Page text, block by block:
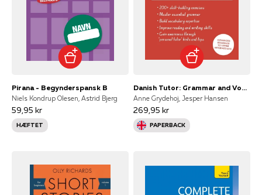
Pirana - Begynderspansk B
Niels Kondrup Olesen, Astrid Bjerg
59,95 kr
HÆFTET
Danish Tutor: Grammar and Vocabulary Workbook Learn Danish W
Anne Grydehoj, Jesper Hansen
269,95 kr
PAPERBACK